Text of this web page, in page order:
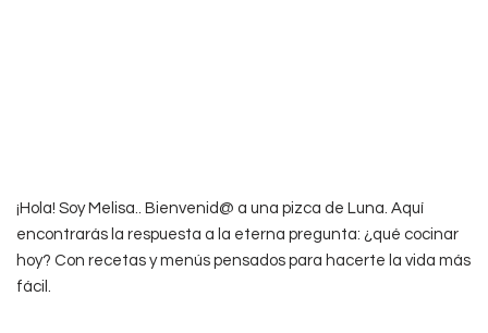
¡Hola! Soy Melisa.. Bienvenid@ a una pizca de Luna. Aquí
encontrarás la respuesta a la eterna pregunta: ¿qué cocinar
hoy? Con recetas y menús pensados para hacerte la vida más
fácil.